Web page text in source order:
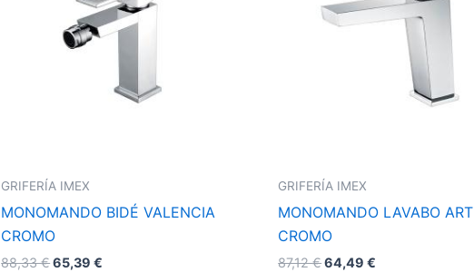
GRIFERÍA IMEX
MONOMANDO BIDÉ VALENCIA
CROMO
88,33€65,39€
GRIFERÍA IMEX
MONOMANDO LAVABO ART
CROMO
87,12€64,49€